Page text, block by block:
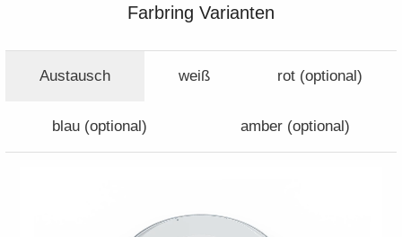
Farbring Varianten
Austausch weiß rot (optional)
blau (optional) amber (optional)